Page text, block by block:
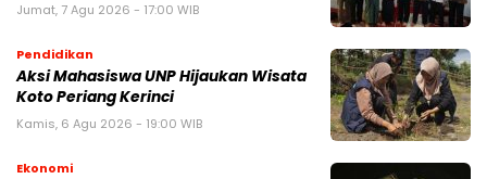
Jumat, 7 Agu 2026 - 17:00 WIB
Pendidikan
Aksi Mahasiswa UNP Hijaukan Wisata
Koto Periang Kerinci
Kamis, 6 Agu 2026 - 19:00 WIB
Ekonomi